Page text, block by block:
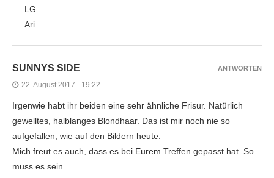
LG
Ari
SUNNYS SIDE
22. August 2017 - 19:22
Irgenwie habt ihr beiden eine sehr ähnliche Frisur. Natürlich
gewelltes, halblanges Blondhaar. Das ist mir noch nie so
aufgefallen, wie auf den Bildern heute.
Mich freut es auch, dass es bei Eurem Treffen gepasst hat. So
muss es sein.
ANTWORTEN